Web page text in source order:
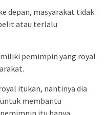
depan, masyarakat tidak
atau terlalu
pemimpin yang royal
itukan, nantinya dia
membantu